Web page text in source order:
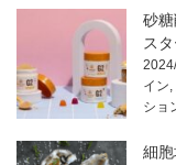
砂
ス
イン,
ショ
細